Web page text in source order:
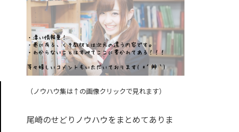
（ノウハウ集は↑の画像クリックで見れます）
尾崎のせどりノウハウをまとめてありま